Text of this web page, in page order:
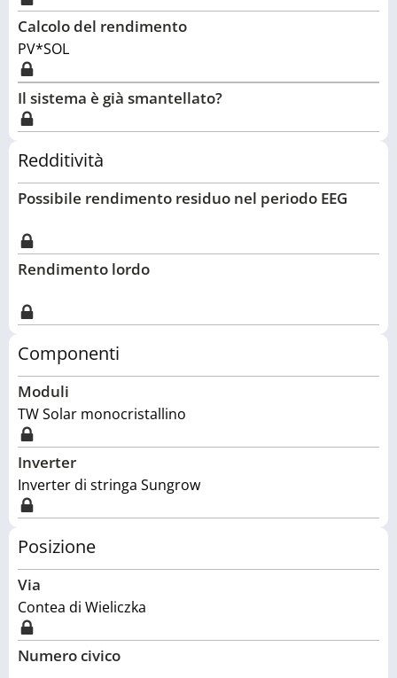
Calcolo del rendimento
PV*SOL
Il sistema è già smantellato?
Redditività
Possibile rendimento residuo nel periodo EEG
Rendimento lordo
Componenti
Moduli
TW Solar monocristallino
Inverter
Inverter di stringa Sungrow
Posizione
Via
Contea di Wieliczka
Numero civico